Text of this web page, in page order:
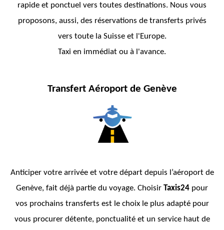
rapide et ponctuel vers toutes destinations. Nous vous
proposons, aussi, des réservations de transferts privés
vers toute la Suisse et l'Europe.
Taxi en immédiat ou à l'avance.
Transfert Aéroport de Genève
Anticiper votre arrivée et votre départ depuis l’aéroport de
Genève, fait déjà partie du voyage. Choisir Taxis24 pour
vos prochains transferts est le choix le plus adapté pour
vous procurer détente, ponctualité et un service haut de